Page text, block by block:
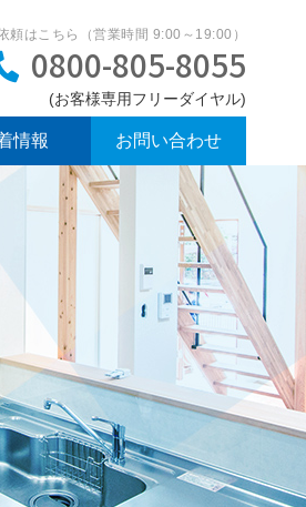
頼はこちら（営業時間 9:00～19:00）
0800-805-8055
情報 お問い合わせ